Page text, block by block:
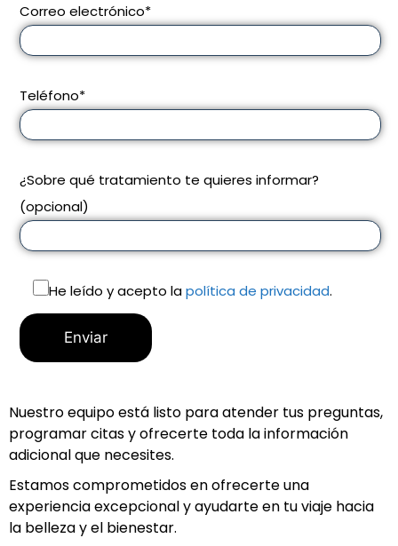
Correo electrónico*
Teléfono*
¿Sobre qué tratamiento te quieres informar?
(opcional)
He leído y acepto lapolítica de privacidad.
Nuestro equipo está listo para atender tus preguntas,
programar citas y ofrecerte toda la información
adicional que necesites.
Estamos comprometidos en ofrecerte una
experiencia excepcional y ayudarte en tu viaje hacia
la belleza y el bienestar.